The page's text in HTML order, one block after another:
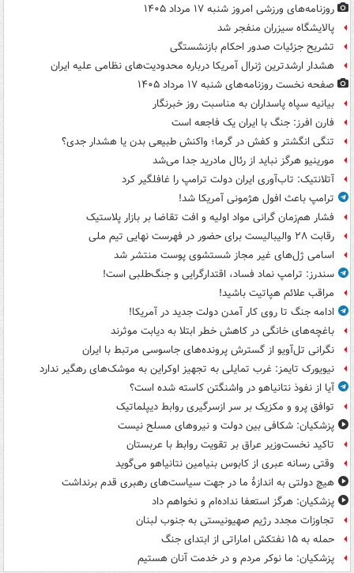
روزنامه‌های ورزشی امروز ‌شنبه ۱۷ مرداد ۱۴۰۵
پالایشگاه سیزران منفجر شد
تشریح جزئیات صدور احکام بازنشستگی
هشدار ارشدترین ژنرال آمریکا درباره محدودیت‌های نظامی علیه ایران
صفحه نخست روزنامه‌های شنبه ۱۷ مرداد ۱۴۰۵
بیانیه سپاه پاسداران به مناسبت روز خبرنگار
فارن افرز: جنگ با ایران یک فاجعه است
تنگی انگشتر و کفش در گرما؛ واکنش طبیعی بدن یا هشدار جدی؟
مورینیو هرگز نباید از رئال مادرید جدا می‌شد
آتلانتیک: تاب‌آوری ایران دولت ترامپ را غافلگیر کرد
ترامپ باعث افول هژمونی آمریکا شد!
فشار هم‌زمان گرانی مواد اولیه و افت تقاضا بر بازار پلاستیک
رقابت ۲۸ والیبالیست برای حضور در فهرست نهایی تیم ملی
اسامی ژل‌های غیر مجاز شستشوی پوست منتشر شد
سندرز: ترامپ نماد فساد، اقتدارگرایی و جنگ‌طلبی است!
مراقب علائم هپاتیت باشید!
ادامه جنگ تا روی کار آمدن دولت جدید در آمریکا!
باغچه‌های خانگی در کاهش خطر ابتلا به دیابت موثرند
نگرانی تل‌آویو از گسترش پرونده‌های جاسوسی مرتبط با ایران
نیویورک تایمز: غرب تمایلی به تجهیز اوکراین به موشک‌های رهگیر ندارد
آیا از نفوذ نتانیاهو در واشنگتن کاسته شده است؟
توافق پرو و مکزیک بر سر ازسرگیری روابط دیپلماتیک
پزشکیان: شکافی بین دولت و نیروهای مسلح نیست
تاکید نخست‌وزیر عراق بر تقویت روابط با عربستان
وقتی رسانه عبری از کابوس بنیامین نتانیاهو می‌گوید
هیچ دولتی به اندازۀ ما در جهت سیاست‌های رهبری قدم برنداشت
پزشکیان: هرگز استعفا نداده‌ام و نخواهم داد
تجاوزات مجدد رژیم صهیونیستی به جنوب لبنان
حمله به ۱۵ نفتکش‌ اماراتی از ابتدای جنگ
پزشکیان: ما نوکر مردم و در خدمت آنان هستیم